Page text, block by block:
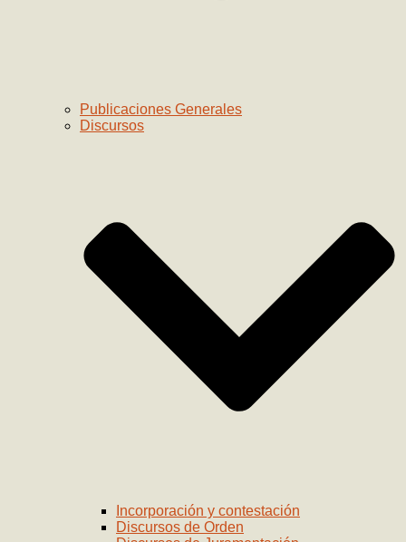
Publicaciones Generales
Discursos
Incorporación y contestación
Discursos de Orden